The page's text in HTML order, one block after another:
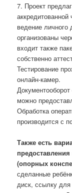
7. Проект
ведение личного
организованы
входит также
собственно
Тестирование
онлайн-камер.
можно
Обработка
производится с
Также есть
(опорных
сделанные
диск, ссылку для